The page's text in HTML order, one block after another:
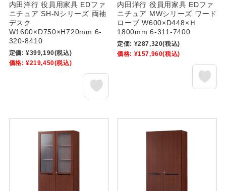
内田洋行 役員用家具 EDファ
ニチュア SH-Nシリーズ 両袖
デスク
W1600×D750×H720mm 6-
320-8410
定価: ¥399,190(税込)
価格: ¥219,450(税込)
内田洋行 役員用家具 EDファ
ニチュア MWシリーズ ワード
ローブ W600×D448×Ｈ
1800mm 6-311-7400
定価: ¥287,320(税込)
価格: ¥157,960(税込)